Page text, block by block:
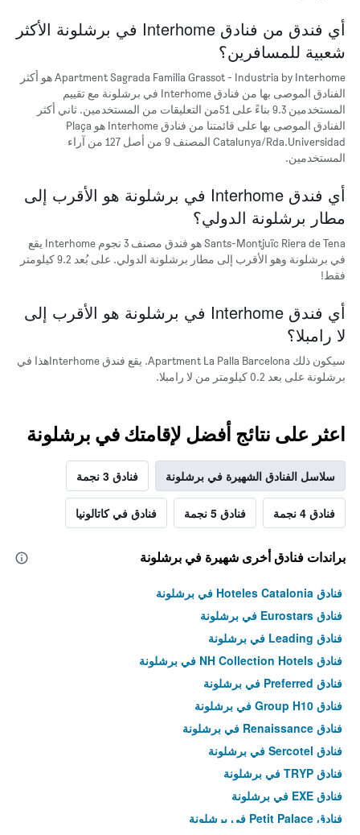
أي فندق من فنادق Interhome في برشلونة الأكثر
شعبية للمسافرين؟
Apartment Sagrada Familia Grassot - Industria by Interhome هو أكثر
الفنادق الموصى بها من فنادق Interhome في برشلونة مع تقييم
المستخدمين 9.3 بناءً على 51من التعليقات من المستخدمين. ثاني أكثر
الفنادق الموصى بها على قائمتنا من فنادق Interhome هو Plaça
Catalunya/Rda.Universidad المصنف 9 من أصل 127 من آراء
المستخدمين.
أي فندق Interhome في برشلونة هو الأقرب إلى
مطار برشلونة الدولي؟
Sants-Montjuïc Riera de Tena هو فندق مصنف 3 نجوم Interhome يقع
في برشلونة وهو الأقرب إلى مطار برشلونة الدولي. على بُعد 9.2 كيلومتر
فقط!
أي فندق Interhome في برشلونة هو الأقرب إلى
لا رامبلا؟
سيكون ذلك Apartment La Palla Barcelona. يقع فندق Interhomeهذا في
برشلونة على بعد 0.2 كيلومتر من لا رامبلا.
اعثر على نتائج أفضل لإقامتك في برشلونة
سلاسل الفنادق الشهيرة في برشلونة فنادق 3 نجمة
فنادق 4 نجمة فنادق 5 نجمة فنادق في كاتالونيا
براندات فنادق أخرى شهيرة في برشلونة
فنادق Hoteles Catalonia في برشلونة
فنادق Eurostars في برشلونة
فنادق Leading في برشلونة
فنادق NH Collection Hotels في برشلونة
فنادق Preferred في برشلونة
فنادق Group H10 في برشلونة
فنادق Renaissance في برشلونة
فنادق Sercotel في برشلونة
فنادق TRYP في برشلونة
فنادق EXE في برشلونة
فنادق Petit Palace في برشلونة